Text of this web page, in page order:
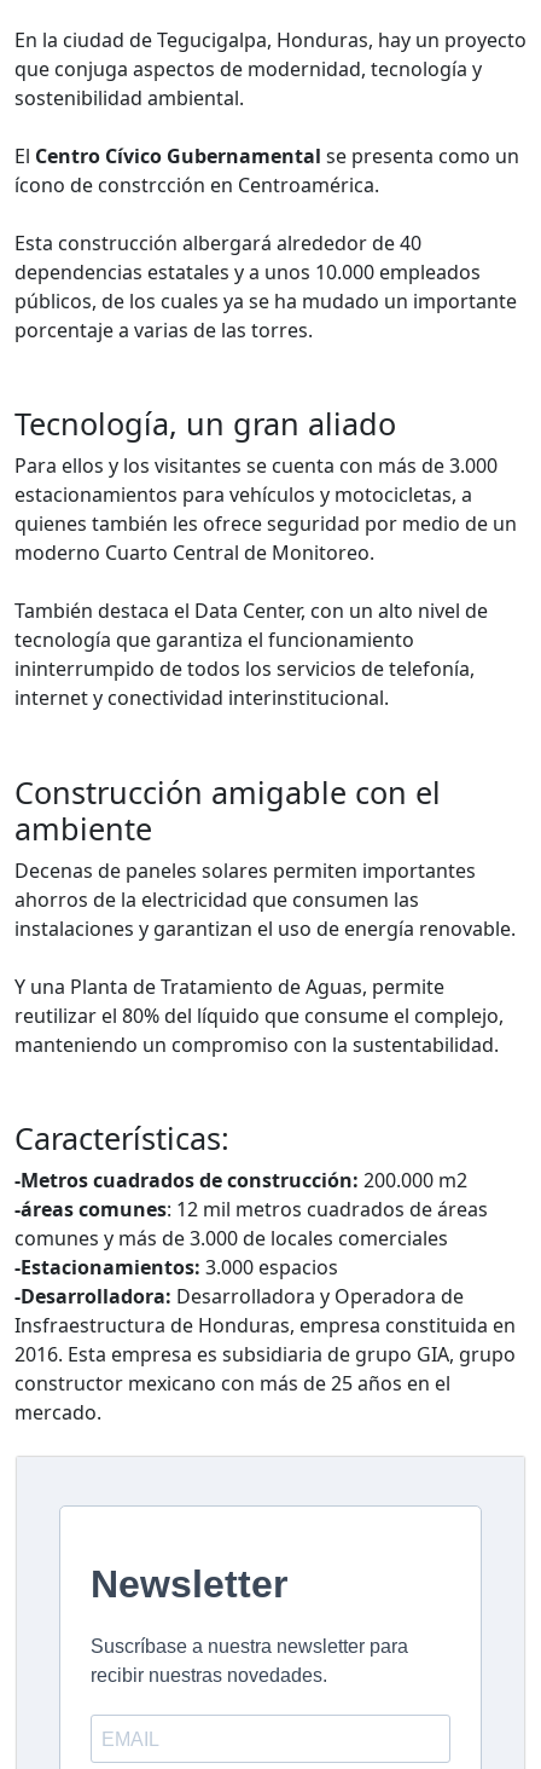
En la ciudad de Tegucigalpa, Honduras, hay un proyecto
que conjuga aspectos de modernidad, tecnología y
sostenibilidad ambiental.
El Centro Cívico Gubernamental se presenta como un
ícono de constrcción en Centroamérica.
Esta construcción albergará alrededor de 40
dependencias estatales y a unos 10.000 empleados
públicos, de los cuales ya se ha mudado un importante
porcentaje a varias de las torres.
Tecnología, un gran aliado
Para ellos y los visitantes se cuenta con más de 3.000
estacionamientos para vehículos y motocicletas, a
quienes también les ofrece seguridad por medio de un
moderno Cuarto Central de Monitoreo.
También destaca el Data Center, con un alto nivel de
tecnología que garantiza el funcionamiento
ininterrumpido de todos los servicios de telefonía,
internet y conectividad interinstitucional.
Construcción amigable con el
ambiente
Decenas de paneles solares permiten importantes
ahorros de la electricidad que consumen las
instalaciones y garantizan el uso de energía renovable.
Y una Planta de Tratamiento de Aguas, permite
reutilizar el 80% del líquido que consume el complejo,
manteniendo un compromiso con la sustentabilidad.
Características:
-Metros cuadrados de construcción: 200.000 m2
-áreas comunes: 12 mil metros cuadrados de áreas
comunes y más de 3.000 de locales comerciales
-Estacionamientos: 3.000 espacios
-Desarrolladora: Desarrolladora y Operadora de
Insfraestructura de Honduras, empresa constituida en
2016. Esta empresa es subsidiaria de grupo GIA, grupo
constructor mexicano con más de 25 años en el
mercado.